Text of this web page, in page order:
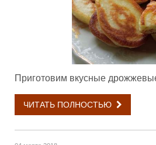
Приготовим вкусные
ЧИТАТЬ ПОЛНОСТЬЮ